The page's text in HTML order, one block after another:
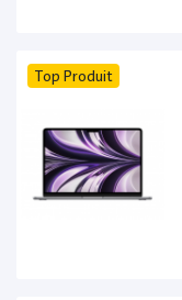
Top Produit